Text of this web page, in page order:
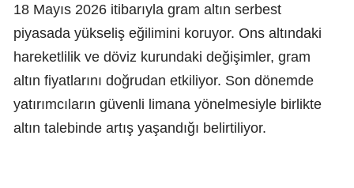
18 Mayıs 2026 itibarıyla gram altın serbest
piyasada yükseliş eğilimini koruyor. Ons altındaki
hareketlilik ve döviz kurundaki değişimler, gram
altın fiyatlarını doğrudan etkiliyor. Son dönemde
yatırımcıların güvenli limana yönelmesiyle birlikte
altın talebinde artış yaşandığı belirtiliyor.